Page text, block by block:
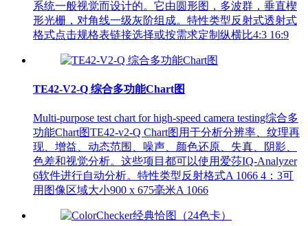
系统一般视觉而设计的。它由圆形图，多波群，垂直楔
形光栅，对角线一级灰阶组成。特性类型反射式透射式
格式点击规格表链接选择或按需求定制纵横比4:3 16:9
TE42-V2-Q 综合多功能Chart图
Multi-purpose test chart for high-speed camera testing综合多
功能Chart图TE42-v2-Q Chart图用于分析分辨率、纹理再
现、增益、动态范围、噪声、颜色还原、失真、阴影、
色差和视觉分析。这些项目都可以使用爱莎IQ-Analyzer
6软件进行自动分析。特性类型反射格式A 1066 4：3可
用图像区域大小900 x 675毫米A 1066